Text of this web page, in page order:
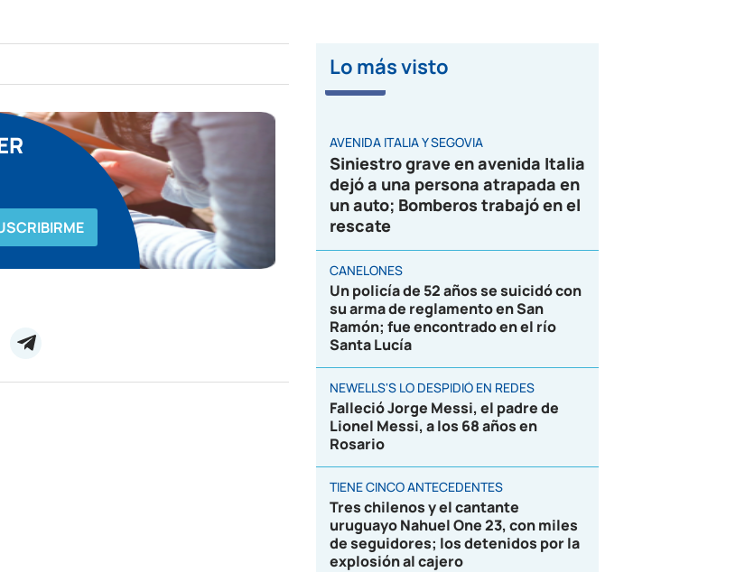
Lo más visto
AVENIDA ITALIA Y SEGOVIA
Siniestro grave en avenida Italia
dejó a una persona atrapada en
un auto; Bomberos trabajó en el
rescate
CANELONES
Un policía de 52 años se suicidó con
su arma de reglamento en San
Ramón; fue encontrado en el río
Santa Lucía
NEWELLS'S LO DESPIDIÓ EN REDES
Falleció Jorge Messi, el padre de
Lionel Messi, a los 68 años en
Rosario
TIENE CINCO ANTECEDENTES
Tres chilenos y el cantante
uruguayo Nahuel One 23, con miles
de seguidores; los detenidos por la
explosión al cajero